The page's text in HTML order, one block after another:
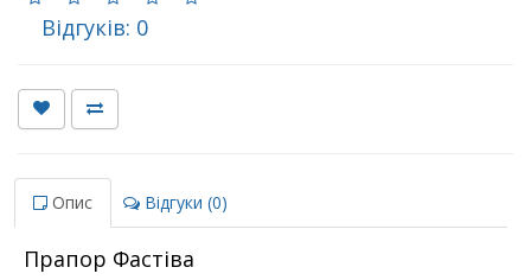
Відгуків: 0
Опис Відгуки (0)
Прапор Фастіва